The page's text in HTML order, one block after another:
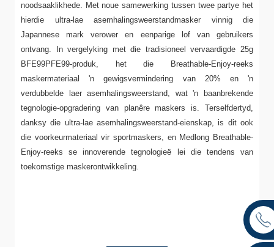
noodsaaklikhede. Met noue samewerking tussen twee partye het
hierdie ultra-lae asemhalingsweerstandmasker vinnig die
Japannese mark verower en eenparige lof van gebruikers
ontvang. In vergelyking met die tradisioneel vervaardigde 25g
BFE99PFE99-produk, het die Breathable-Enjoy-reeks
maskermateriaal 'n gewigsvermindering van 20% en 'n
verdubbelde laer asemhalingsweerstand, wat 'n baanbrekende
tegnologie-opgradering van planêre maskers is. Terselfdertyd,
danksy die ultra-lae asemhalingsweerstand-eienskap, is dit ook
die voorkeurmateriaal vir sportmaskers, en Medlong Breathable-
Enjoy-reeks se innoverende tegnologieë lei die tendens van
toekomstige maskerontwikkeling.